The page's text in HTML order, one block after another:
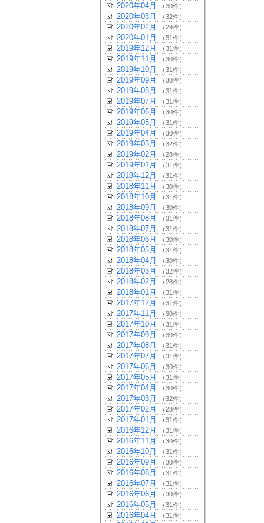
2020年04月 （30件）
2020年03月 （32件）
2020年02月 （29件）
2020年01月 （31件）
2019年12月 （31件）
2019年11月 （30件）
2019年10月 （31件）
2019年09月 （30件）
2019年08月 （31件）
2019年07月 （31件）
2019年06月 （30件）
2019年05月 （31件）
2019年04月 （30件）
2019年03月 （32件）
2019年02月 （28件）
2019年01月 （31件）
2018年12月 （31件）
2018年11月 （30件）
2018年10月 （31件）
2018年09月 （30件）
2018年08月 （31件）
2018年07月 （31件）
2018年06月 （30件）
2018年05月 （31件）
2018年04月 （30件）
2018年03月 （32件）
2018年02月 （28件）
2018年01月 （31件）
2017年12月 （31件）
2017年11月 （30件）
2017年10月 （31件）
2017年09月 （30件）
2017年08月 （31件）
2017年07月 （31件）
2017年06月 （30件）
2017年05月 （31件）
2017年04月 （30件）
2017年03月 （32件）
2017年02月 （28件）
2017年01月 （31件）
2016年12月 （31件）
2016年11月 （30件）
2016年10月 （31件）
2016年09月 （30件）
2016年08月 （31件）
2016年07月 （31件）
2016年06月 （30件）
2016年05月 （31件）
2016年04月 （31件）